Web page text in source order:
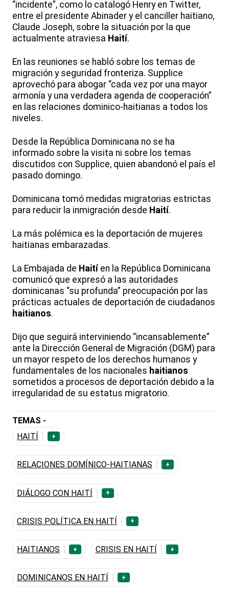
“incidente”, como lo catalogó Henry en Twitter,
entre el presidente Abinader y el canciller haitiano,
Claude Joseph, sobre la situación por la que
actualmente atraviesa Haití.
En las reuniones se habló sobre los temas de
migración y seguridad fronteriza. Supplice
aprovechó para abogar “cada vez por una mayor
armonía y una verdadera agenda de cooperación”
en las relaciones dominico-haitianas a todos los
niveles.
Desde la República Dominicana no se ha
informado sobre la visita ni sobre los temas
discutidos con Supplice, quien abandonó el país el
pasado domingo.
Dominicana tomó medidas migratorias estrictas
para reducir la inmigración desde Haití.
La más polémica es la deportación de mujeres
haitianas embarazadas.
La Embajada de Haití en la República Dominicana
comunicó que expresó a las autoridades
dominicanas “su profunda” preocupación por las
prácticas actuales de deportación de ciudadanos
haitianos.
Dijo que seguirá interviniendo “incansablemente”
ante la Dirección General de Migración (DGM) para
un mayor respeto de los derechos humanos y
fundamentales de los nacionales haitianos
sometidos a procesos de deportación debido a la
irregularidad de su estatus migratorio.
TEMAS -
HAITÍ
+
RELACIONES DOMÍNICO-HAITIANAS +
DIÁLOGO CON HAITÍ +
CRISIS POLÍTICA EN HAITÍ +
HAITIANOS + CRISIS EN HAITÍ +
DOMINICANOS EN HAITÍ +